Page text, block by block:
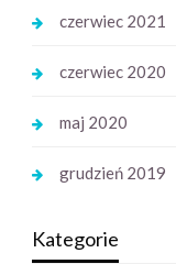
czerwiec 2021
czerwiec 2020
maj 2020
grudzień 2019
Kategorie